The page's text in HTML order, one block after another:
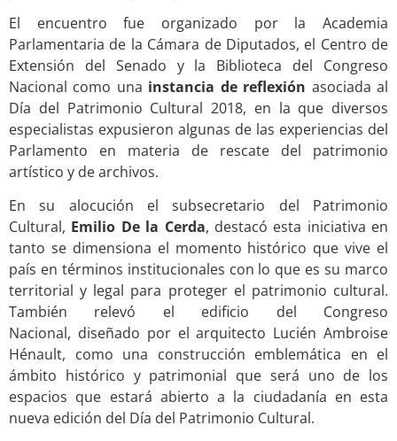
El encuentro fue organizado por la Academia
Parlamentaria de la Cámara de Diputados, el Centro de
Extensión del Senado y la Biblioteca del Congreso
Nacional como una instancia de reflexión asociada al
Día del Patrimonio Cultural 2018, en la que diversos
especialistas expusieron algunas de las experiencias del
Parlamento en materia de rescate del patrimonio
artístico y de archivos.
En su alocución el subsecretario del Patrimonio
Cultural, Emilio De la Cerda, destacó esta iniciativa en
tanto se dimensiona el momento histórico que vive el
país en términos institucionales con lo que es su marco
territorial y legal para proteger el patrimonio cultural.
También relevó el edificio del Congreso
Nacional, diseñado por el arquitecto Lucién Ambroise
Hénault, como una construcción emblemática en el
ámbito histórico y patrimonial que será uno de los
espacios que estará abierto a la ciudadanía en esta
nueva edición del Día del Patrimonio Cultural.